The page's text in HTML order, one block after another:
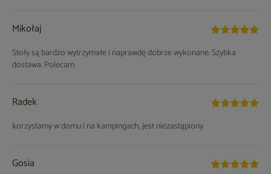
Mikołaj
Stoły są bardzo wytrzymałe i naprawdę dobrze wykonane. Szybka
dostawa. Polecam
Radek
korzystamy w domu i na kampingach, jest niezastąpiony
Gosia